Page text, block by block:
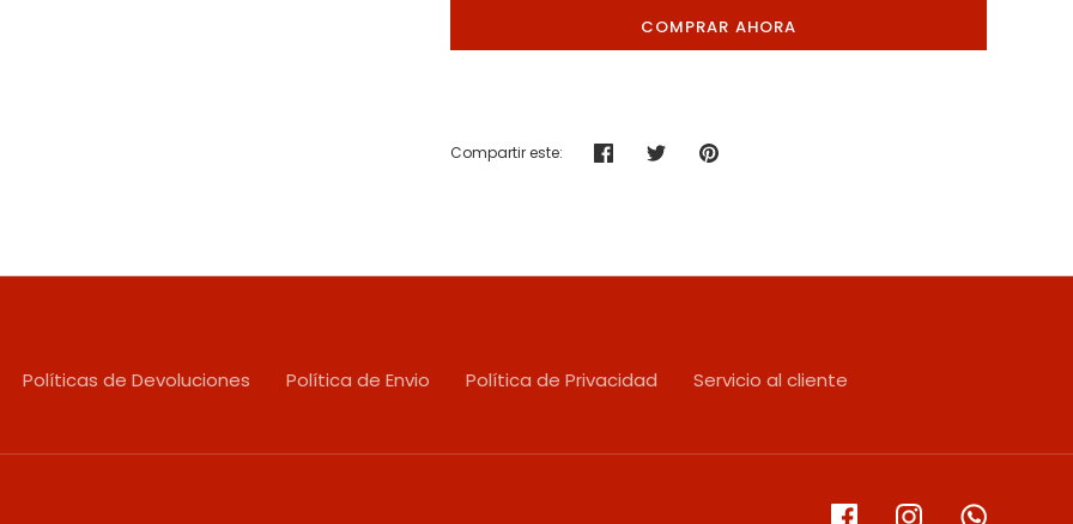
COMPRAR AHORA
Compartir este: CompartirTuitearHacer
Políticas de Devoluciones Política de Envio Política de Privacidad Servicio al cliente